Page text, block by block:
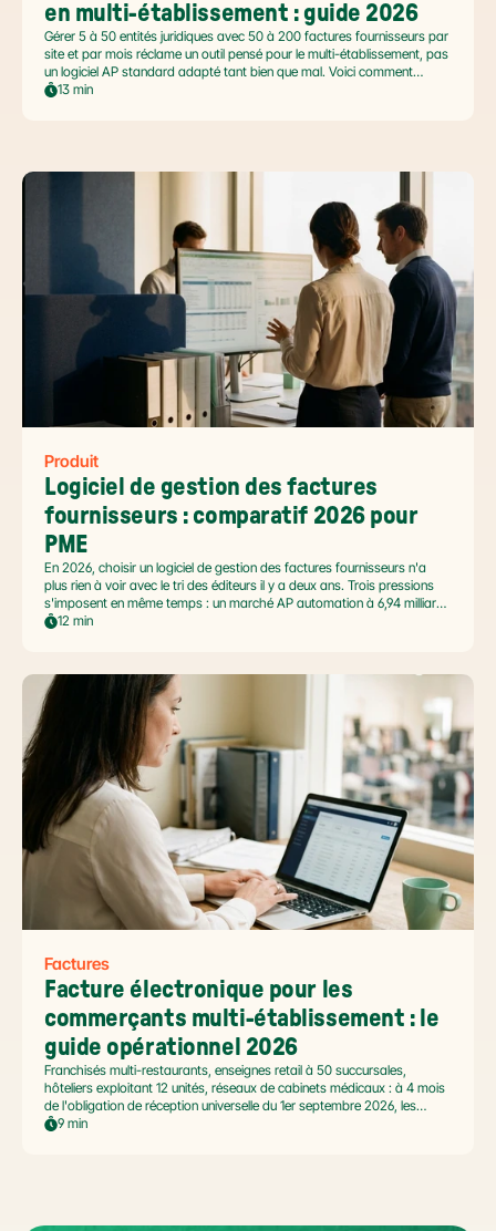
en multi-établissement : guide 2026
Gérer 5 à 50 entités juridiques avec 50 à 200 factures fournisseurs par
site et par mois réclame un outil pensé pour le multi-établissement, pas
un logiciel AP standard adapté tant bien que mal. Voici comment
automatiser sans casser la gouvernance locale, capturer le levier BFR
13 min
Produit
Logiciel de gestion des factures
fournisseurs : comparatif 2026 pour
PME
En 2026, choisir un logiciel de gestion des factures fournisseurs n'a
plus rien à voir avec le tri des éditeurs il y a deux ans. Trois pressions
s'imposent en même temps : un marché AP automation à 6,94 milliards
USD en pleine accélération, une réforme facture électronique 2026 qui
de traitement, selon Forrester 2026). Ce comparatif passe en revue 8
outils pertinents pour les PME françaises et le positionnement de Libeo
dans ce paysage en mouvement.
12 min
Factures
Facture électronique pour les
commerçants multi-établissement : le
guide opérationnel 2026
Franchisés multi-restaurants, enseignes retail à 50 succursales,
hôteliers exploitant 12 unités, réseaux de cabinets médicaux : à 4 mois
de l'obligation de réception universelle du 1er septembre 2026, les
commerçants multi-établissement ont un défi spécifique. Ce guide
9 min